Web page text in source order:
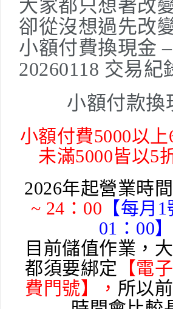
大家都只想著改
卻從沒想過先改
小額付費換現金 –
20260118 交易紀
小額付款換
小額付費5000以上
未滿5000皆以5
2026年起營業時間
~ 24：00 【每月
01：00】
目前儲值作業，
都須要綁定 【電
費門號】， 所以